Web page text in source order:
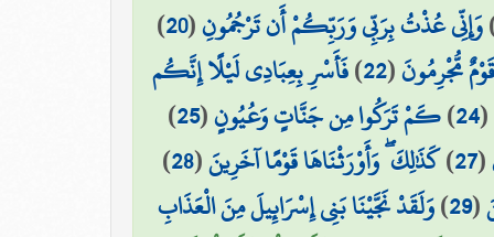
وَإِنِّي عُذْتُ بِرَبِّي وَرَبِّكُمْ أَن تَرْجُمُونِ(
20
)
مُّجْرِمُونَ(
22
)فَأَسْرِ بِعِبَادِي لَيْلًا إِنَّكُم
(
24
)كَمْ تَرَكُوا مِن جَنَّاتٍ وَعُيُونٍ(
25
)
(
27
)كَذَٰلِكَ ۖ وَأَوْرَثْنَاهَا قَوْمًا آخَرِينَ(
28
)
(
29
)وَلَقَدْ نَجَّيْنَا بَنِي إِسْرَائِيلَ مِنَ الْعَذَابِ